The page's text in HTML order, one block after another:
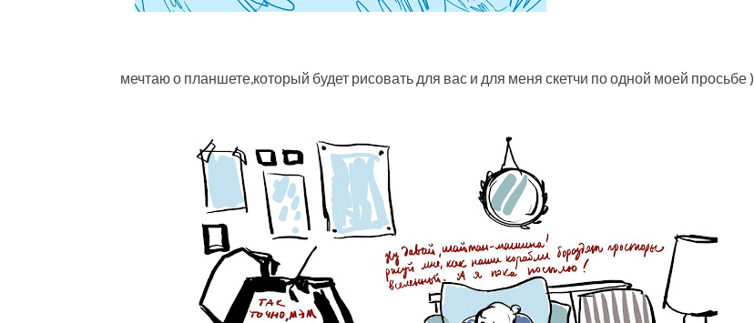
мечтаю о планшете,который будет рисовать для вас и для меня скетчи по одной моей просьбе )